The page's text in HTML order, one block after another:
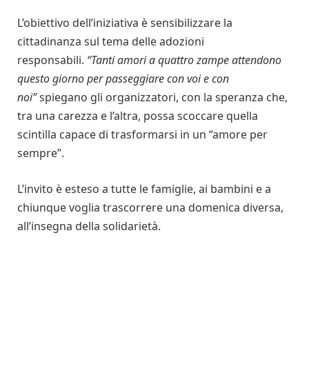
L’obiettivo dell’iniziativa è sensibilizzare la
cittadinanza sul tema delle adozioni
responsabili. “Tanti amori a quattro zampe attendono
questo giorno per passeggiare con voi e con
noi”spiegano gli organizzatori, con la speranza che,
tra una carezza e l’altra, possa scoccare quella
scintilla capace di trasformarsi in un “amore per
sempre”.
L’invito è esteso a tutte le famiglie, ai bambini e a
chiunque voglia trascorrere una domenica diversa,
all’insegna della solidarietà.